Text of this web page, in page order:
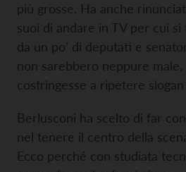
più grosse. Ha anche
suoi di andare in TV per cui si
da un po’ di deputati e
non sarebbero neppure
costringesse a ripetere
Berlusconi ha scelto di far
nel tenere il centro della
Ecco perché con studiata